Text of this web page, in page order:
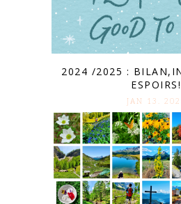
2024 /2025 :
ESPOIRS!
JAN 13.